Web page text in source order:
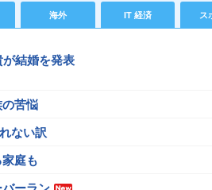
海外 IT 経済 ス
結婚を発表
苦悩
ない訳
庭も